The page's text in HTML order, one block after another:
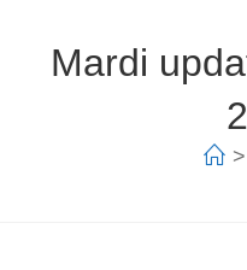
Mardi
>